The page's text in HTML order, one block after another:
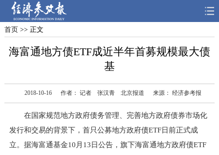
首页 深度 思想
财智
电子报
首页 >> 正文
海富通地方债ETF成近半年首募规模最大债
基
2018-10-16 作者： 记者 张汉青 北京报道 来源： 经济参考报
在国家规范地方政府债务管理、完善地方政府债券市场化
发行和交易的背景下，首只公募地方政府债ETF日前正式成
立。据海富通基金10月13日公告，旗下海富通地方政府债ETF